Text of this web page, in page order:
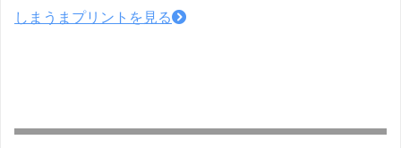
しまうまプリントを見る